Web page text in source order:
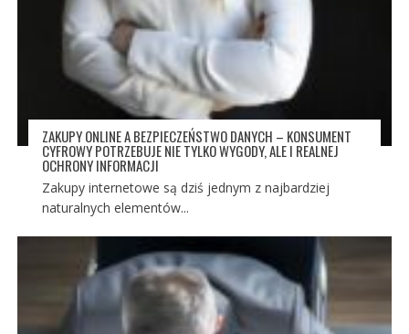
ZAKUPY ONLINE A BEZPIECZEŃSTWO DANYCH – KONSUMENT
CYFROWY POTRZEBUJE NIE TYLKO WYGODY, ALE I REALNEJ
OCHRONY INFORMACJI
Zakupy internetowe są dziś jednym z najbardziej
naturalnych elementów...